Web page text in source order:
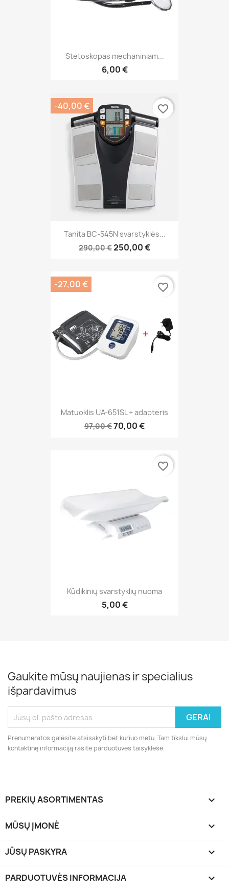
Stetoskopas mechaniniam...
6,00 €
Tanita BC-545N svarstyklės...
290,00 €250,00 €
-40,00 € favorite_border
Matuoklis UA-651SL + adapteris
97,00 €70,00 €
-27,00 € favorite_border
Kūdikinių svarstyklių nuoma
5,00 €
favorite_border
Gaukite mūsų naujienas ir specialius
išpardavimus
Prenumeratos galėsite atsisakyti bet kuriuo metu. Tam tikslui mūsų
kontaktinę informaciją rasite parduotuvės taisyklėse.
PREKIŲ ASORTIMENTAS 
MŪSŲ ĮMONĖ 
JŪSŲ PASKYRA 
PARDUOTUVĖS INFORMACIJA keyboard_arrow_down